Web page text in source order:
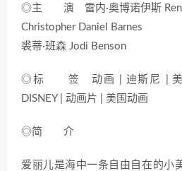
◎主 演 雷内·奥博诺伊斯
Christopher Daniel Barnes
裘蒂·班森 Jodi Benson
◎标 签 动画 | 迪斯尼 | 美
DISNEY | 动画片 | 美国动画
◎简 介
爱丽儿是海中一条自由自在的小